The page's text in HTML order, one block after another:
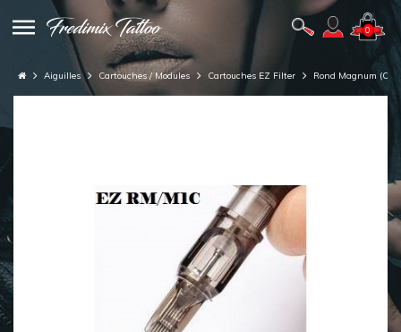
0
Aiguilles Cartouches / Modules Cartouches EZ Filter Rond Magnum